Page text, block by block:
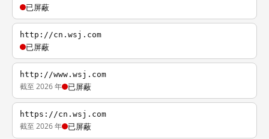
已屏蔽
http://cn.wsj.com
已屏蔽
http://www.wsj.com
截至 2026 年 已屏蔽
https://cn.wsj.com
截至 2026 年 已屏蔽